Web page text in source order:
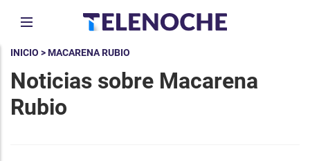
INICIO > MACARENA RUBIO
Noticias sobre Macarena
Rubio